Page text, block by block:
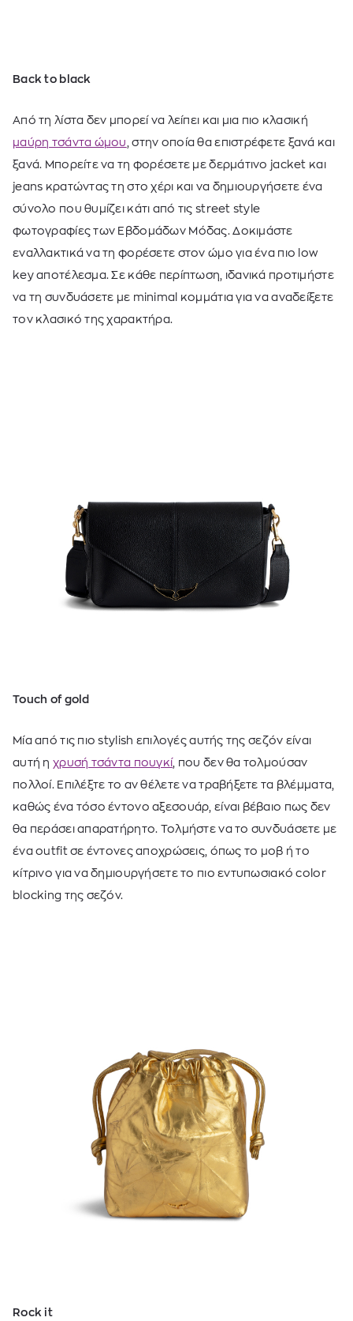
Back to black
Από τη λίστα δεν μπορεί να λείπει και μια πιο κλασική
μαύρη τσάντα ώμου , στην οποία θα επιστρέφετε ξανά και
ξανά. Μπορείτε να τη φορέσετε με δερμάτινο jacket και
jeans κρατώντας τη στο χέρι και να δημιουργήσετε ένα
σύνολο που θυμίζει κάτι από τις street style
φωτογραφίες των Εβδομάδων Μόδας. Δοκιμάστε
εναλλακτικά να τη φορέσετε στον ώμο για ένα πιο low
key αποτέλεσμα. Σε κάθε περίπτωση, ιδανικά προτιμήστε
να τη συνδυάσετε με minimal κομμάτια για να αναδείξετε
τον κλασικό της χαρακτήρα.
Touch of gold
Μία από τις πιο stylish επιλογές αυτής της σεζόν είναι
αυτή η χρυσή τσάντα πουγκί , που δεν θα τολμούσαν
πολλοί. Επιλέξτε το αν θέλετε να τραβήξετε τα βλέμματα,
καθώς ένα τόσο έντονο αξεσουάρ, είναι βέβαιο πως δεν
θα περάσει απαρατήρητο. Τολμήστε να το συνδυάσετε με
ένα outfit σε έντονες αποχρώσεις, όπως το μοβ ή το
κίτρινο για να δημιουργήσετε το πιο εντυπωσιακό color
blocking της σεζόν.
Rock it